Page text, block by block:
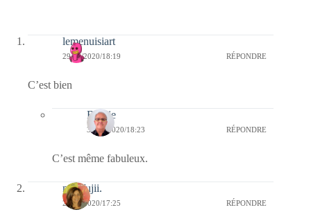
lemenuisiart
29/05/2020/18:19 RÉPONDRE
C’est bien
Bernie
30/05/2020/18:23 RÉPONDRE
C’est même fabuleux.
missfujii.
29/05/2020/17:25 RÉPONDRE